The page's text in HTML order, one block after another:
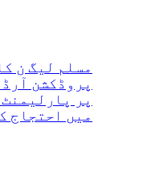
مسلم لیگ ن
پروڈکشن
پر
میں احتجاج